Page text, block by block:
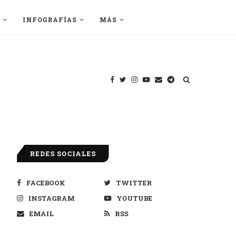
INFOGRAFÍAS MÁS
REDES SOCIALES
FACEBOOK
TWITTER
INSTAGRAM
YOUTUBE
EMAIL
RSS